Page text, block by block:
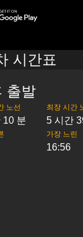
시간표
출발
노선
10 분
최장 시간
5 시간
가장 느린
16:56